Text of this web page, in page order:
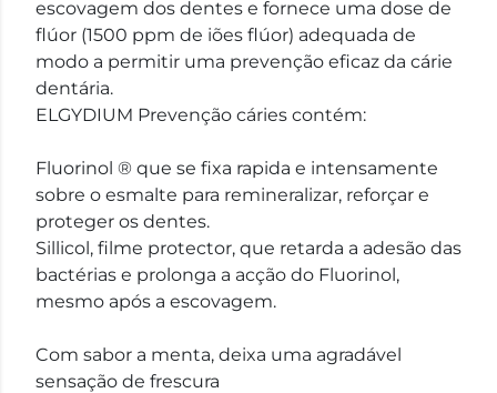
escovagem dos dentes e fornece uma dose de
flúor (1500 ppm de iões flúor) adequada de
modo a permitir uma prevenção eficaz da cárie
dentária.
ELGYDIUM Prevenção cáries contém:
Fluorinol ® que se fixa rapida e intensamente
sobre o esmalte para remineralizar, reforçar e
proteger os dentes.
Sillicol, filme protector, que retarda a adesão das
bactérias e prolonga a acção do Fluorinol,
mesmo após a escovagem.
Com sabor a menta, deixa uma agradável
sensação de frescura